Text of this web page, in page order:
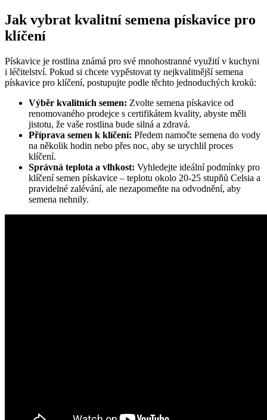
Jak vybrat kvalitní semena pískavice pro
klíčení
Pískavice je rostlina známá pro své mnohostranné využití v kuchyni
i léčitelství. Pokud si chcete vypěstovat ty nejkvalitnější semena
pískavice pro klíčení, postupujte podle těchto jednoduchých kroků:
Výběr kvalitních semen: Zvolte semena pískavice od
renomovaného prodejce s certifikátem kvality, abyste měli
jistotu, že vaše rostlina bude silná a zdravá.
Příprava semen k klíčení: Předem namočte semena do vody
na několik hodin nebo přes noc, aby se urychlil proces
klíčení.
Správná teplota a vlhkost: Vyhledejte ideální podmínky pro
klíčení semen pískavice – teplotu okolo 20-25 stupňů Celsia a
pravidelné zalévání, ale nezapomeňte na odvodnění, aby
semena nehnily.